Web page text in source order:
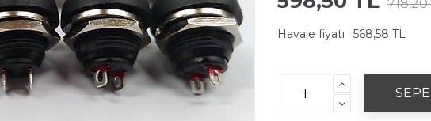
718,20
Havale fiyatı : 568,58 TL